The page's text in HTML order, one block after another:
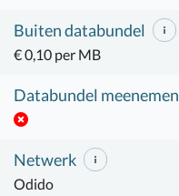
Buiten databundel
€ 0,10 per MB
Databundel meenemen
Netwerk
Odido